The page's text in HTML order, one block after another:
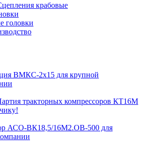
крабовые
головки
ВМКС-2х15 для крупной
тракторных компрессоров КТ16М
АСО-ВК18,5/16М2.ОВ-500 для